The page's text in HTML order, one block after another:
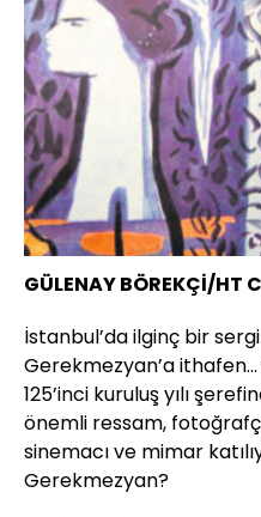
GÜLENAY BÖREKÇİ/HT
İstanbul’da ilginç bir sergi
Gerekmezyan’a
125’inci kuruluş yılı
önemli ressam,
sinemacı ve mimar
Gerekmezyan?